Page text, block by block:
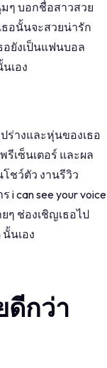
ๆ บอกชื่อสาวสวย
อนั้นจะสวยน่ารัก
อยังเป็นแฟนบอล
เอง
ร่างและหุ่นของเธอ
รีเซ็นเตอร์ และผล
ชว์ตัว งานรีวิว
can see your voice
ๆ ช่องเชิญเธอไป
นเอง
ดีกว่า